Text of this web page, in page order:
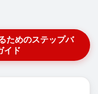
ためのステップバ
イド